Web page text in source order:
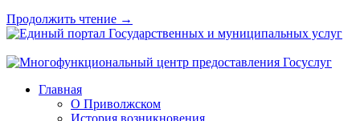
Продолжить чтение →
Главная
О Приволжском